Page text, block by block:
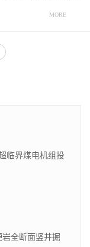
，山西省2026年政
不同的图景——新能源
产能占比提高到
全国
MORE
临界煤电机组投
全断面竖井掘